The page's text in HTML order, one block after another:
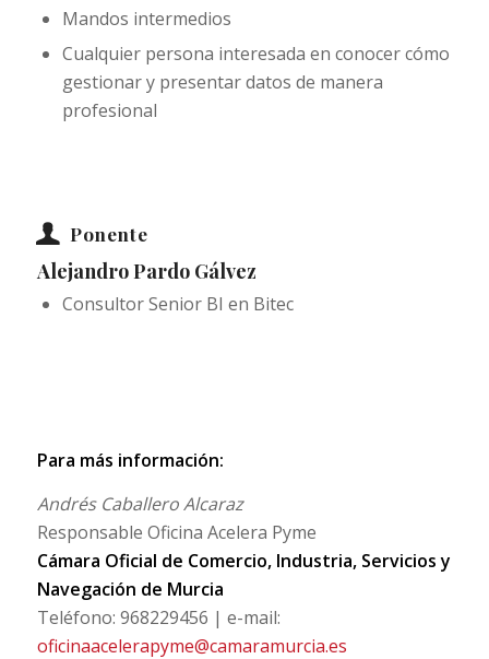
Mandos intermedios
Cualquier persona interesada en conocer cómo
gestionar y presentar datos de manera
profesional
Ponente
Alejandro Pardo Gálvez
Consultor Senior BI en Bitec
Para más información:
Andrés Caballero Alcaraz
Responsable Oficina Acelera Pyme
Cámara Oficial de Comercio, Industria, Servicios y
Navegación de Murcia
Teléfono: 968229456 | e-mail:
oficinaacelerapyme@camaramurcia.es